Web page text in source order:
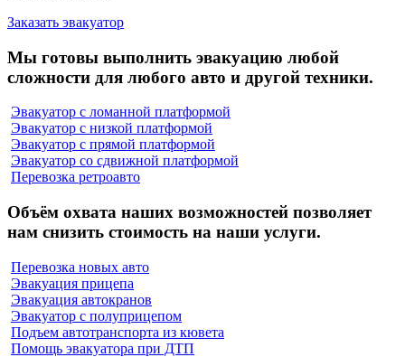
Заказать эвакуатор
Мы готовы выполнить эвакуацию любой
сложности для любого авто и другой техники.
Эвакуатор с ломанной платформой
Эвакуатор с низкой платформой
Эвакуатор с прямой платформой
Эвакуатор со сдвижной платформой
Перевозка ретроавто
Объём охвата наших возможностей позволяет
нам снизить стоимость на наши услуги.
Перевозка новых авто
Эвакуация прицепа
Эвакуация автокранов
Эвакуатор с полуприцепом
Подъем автотранспорта из кювета
Помощь эвакуатора при ДТП